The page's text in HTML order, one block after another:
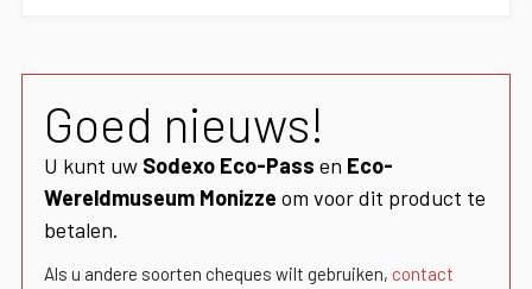
Goed nieuws!
U kunt uw Sodexo Eco-Pass en Eco-
Wereldmuseum Monizze om voor dit product te
betalen.
Als u andere soorten cheques wilt gebruiken, contact